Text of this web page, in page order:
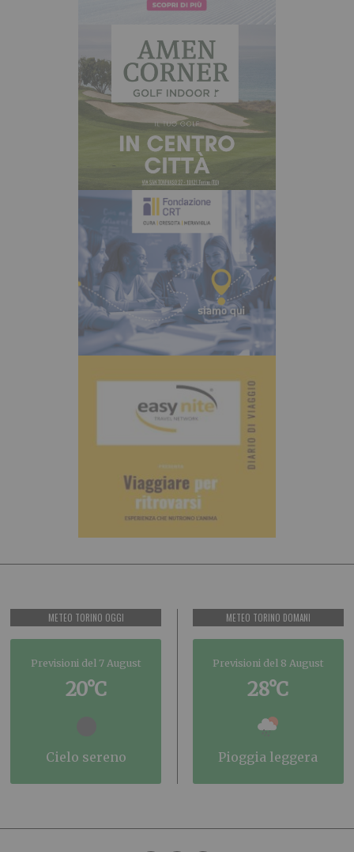
METEO TORINO OGGI
Previsioni del 7 August
20°C
cielo sereno
METEO TORINO DOMANI
Previsioni del 8 August
28°C
pioggia leggera